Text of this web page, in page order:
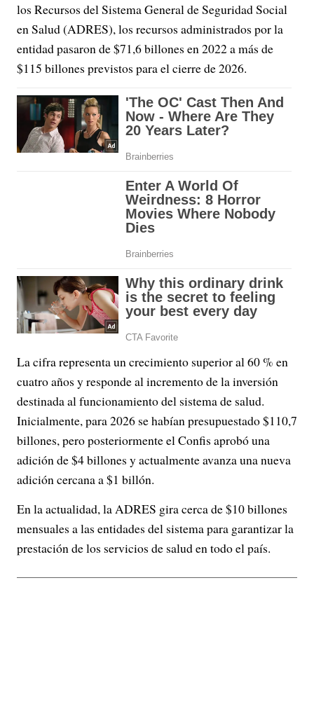
los Recursos del Sistema General de Seguridad Social
en Salud (ADRES), los recursos administrados por la
entidad pasaron de $71,6 billones en 2022 a más de
$115 billones previstos para el cierre de 2026.
La cifra representa un crecimiento superior al 60 % en
cuatro años y responde al incremento de la inversión
destinada al funcionamiento del sistema de salud.
Inicialmente, para 2026 se habían presupuestado $110,7
billones, pero posteriormente el Confis aprobó una
adición de $4 billones y actualmente avanza una nueva
adición cercana a $1 billón.
En la actualidad, la ADRES gira cerca de $10 billones
mensuales a las entidades del sistema para garantizar la
prestación de los servicios de salud en todo el país.